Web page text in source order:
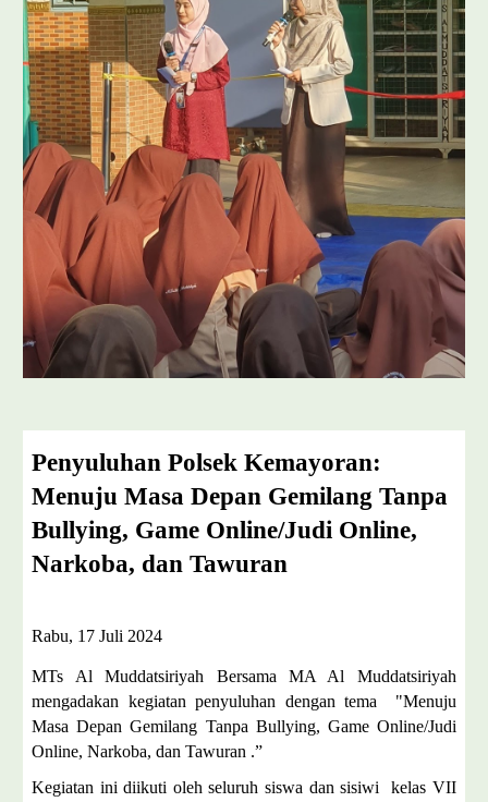
Penyuluhan Polsek Kemayoran:
Menuju Masa Depan Gemilang Tanpa
Bullying, Game Online/Judi Online,
Narkoba, dan Tawuran
Rabu, 17 Juli 2024
MTs Al Muddatsiriyah Bersama MA Al Muddatsiriyah
mengadakan kegiatan penyuluhan dengan tema "Menuju
Masa Depan Gemilang Tanpa Bullying, Game Online/Judi
Online, Narkoba, dan Tawuran .”
Kegiatan ini diikuti oleh seluruh siswa dan sisiwi kelas VII